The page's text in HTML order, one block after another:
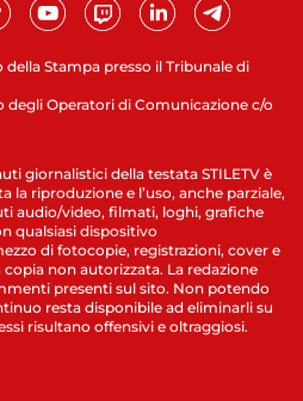
Stampa presso il Tribunale di
degli Operatori di Comunicazione c/o
giornalistici della testata STILETV è
la riproduzione e l’uso, anche parziale,
audio/video, filmati, loghi, grafiche
qualsiasi dispositivo
di fotocopie, registrazioni, cover e
non autorizzata. La redazione
presenti sul sito. Non potendo
resta disponibile ad eliminarli su
risultano offensivi e oltraggiosi.